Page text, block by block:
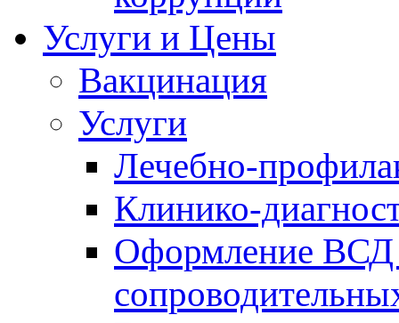
Услуги и Цены
Вакцинация
Услуги
Лечебно-
Клинико-
Оформление ВСД